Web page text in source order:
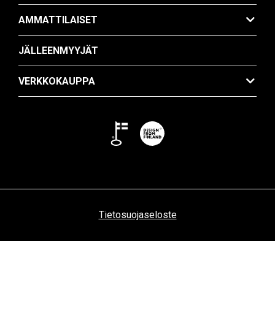
AMMATTILAISET
JÄLLEENMYYJÄT
VERKKOKAUPPA
Tietosuojaseloste